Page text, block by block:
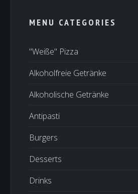
MENU CATEGORIES
"Weiße" Pizza
Alkoholfreie Getränke
Alkoholische Getränke
Antipasti
Burgers
Desserts
Drinks